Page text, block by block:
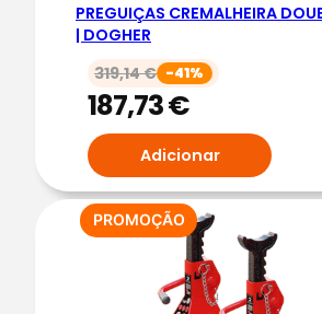
R
PREGUIÇAS CREMALHEIRA
| DOGHER
319,14€ -41%
187,73€
Adicionar
PROMOÇÃOPRODUTO
EM
PROMOÇÃO